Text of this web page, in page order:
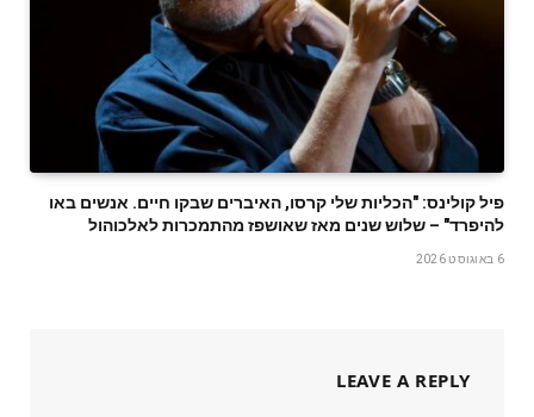
פיל קולינס: "הכליות שלי קרסו, האיברים שבקו חיים. אנשים באו
להיפרד" – שלוש שנים מאז שאושפז מהתמכרות לאלכוהול
6 באוגוסט 2026
LEAVE A REPLY